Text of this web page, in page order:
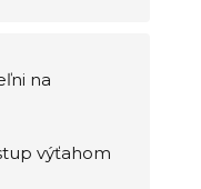
na
výťahom